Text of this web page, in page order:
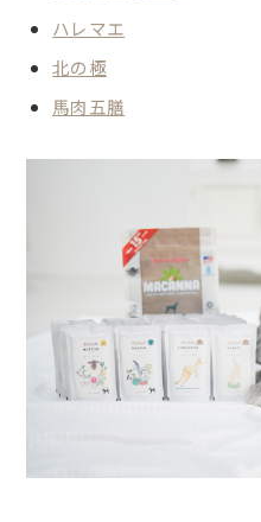
ハレマエ
北の極
馬肉五膳